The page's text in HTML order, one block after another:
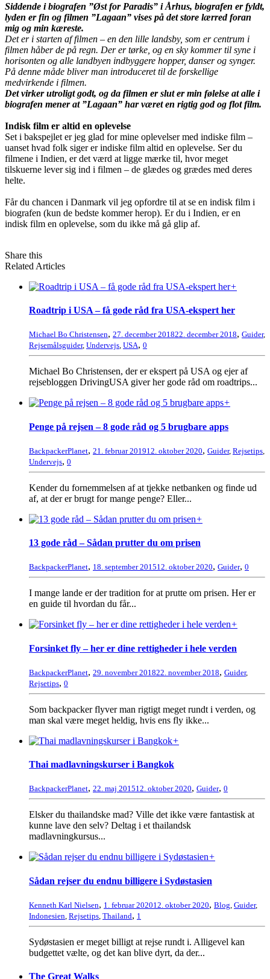
Siddende i biografen ”Øst for Paradis” i Århus, biografen er fyldt,
lyden er fin og filmen ”Lagaan” vises på det store lærred foran
mig og min kæreste.
Det er i starten af filmen – en den lille landsby, som er centrum i
filmen håber de på regn. Der er tørke, og en sky kommer til syne i
horisonten og alle landbyen indbyggere hopper, danser og synger.
På denne måde bliver man introduceret til de forskellige
medvirkende i filmen.
Det virker utroligt godt, og da filmen er slut er min følelse at alle i
biografen mener at ”Lagaan” har været en rigtig god og flot film.
Indisk film er altid en oplevelse
Set i bakspejlet er jeg glad for mine oplevelser med indiske film –
uanset hvad folk siger er indiske film altid en oplevelse. Ser du
filmene i Indien, er det værd at ligge mærke til, hvor meget
tilskuerne lever sig ind i filmen – de glædes og grædes med deres
helte.
Får du chancen i Danmark vil jeg opfordre til at se en indisk film i
biografen (kun de bedste kommer herop). Er du i Indien, er en
indisk film en oplevelse, som du ikke må gå glip af.
Share this
Related Articles
+
Roadtrip i USA – få gode råd fra USA-ekspert her
Michael Bo Christensen, 27. december 201822. december 2018, Guider,
Rejsemålsguider, Undervejs, USA, 0
Michael Bo Christensen, der er ekspert på USA og ejer af
rejsebloggen DrivingUSA giver her gode råd om roadtrips...
+
Penge på rejsen – 8 gode råd og 5 brugbare apps
BackpackerPlanet, 21. februar 201912. oktober 2020, Guider, Rejsetips
Undervejs, 0
Kender du fornemmelsen af at tjekke netbanken og finde ud
af, at der er brugt for mange penge? Eller...
+
13 gode råd – Sådan prutter du om prisen
BackpackerPlanet, 18. september 201512. oktober 2020, Guider, 0
I mange lande er der tradition for at prutte om prisen. Her er
en guide til hvordan du får...
+
Forsinket fly – her er dine rettigheder i hele verden
BackpackerPlanet, 29. november 201822. november 2018, Guider,
Rejsetips, 0
Som backpacker flyver man rigtigt meget rundt i verden, og
man skal være meget heldig, hvis ens fly ikke...
+
Thai madlavningskurser i Bangkok
BackpackerPlanet, 22. maj 201512. oktober 2020, Guider, 0
Elsker du thailandske mad? Ville det ikke være fantastisk at
kunne lave den selv? Deltag i et thailandsk
madlavningkursus...
+
Sådan rejser du endnu billigere i Sydøstasien
Kenneth Karl Nielsen, 1. februar 202012. oktober 2020, Blog, Guider,
Indonesien, Rejsetips, Thailand, 1
Sydøstasien er meget billigt at rejse rundt i. Alligevel kan
budgettet vælte, og det kan blive dyrt, da der...
The Great Walks